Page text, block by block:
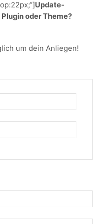
Update-
oder Theme?
um dein Anliegen!